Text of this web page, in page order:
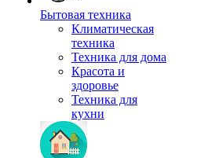
Бытовая техника
Климатическая
техника
Техника для дома
Красота и
здоровье
Техника для
кухни